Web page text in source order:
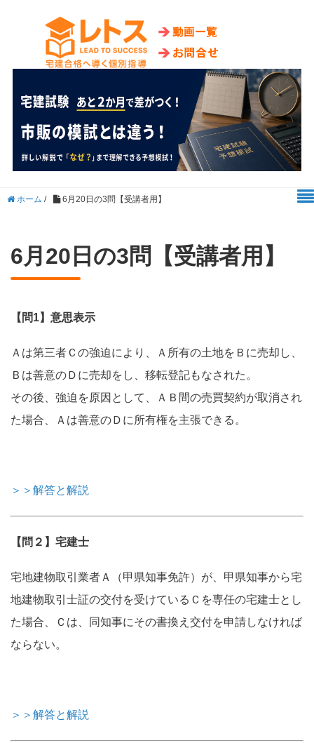
ホーム / 6月20日の3問【受講者用】
6月20日の3問【受講者用】
【問1】意思表示
Ａは第三者Ｃの強迫により、Ａ所有の土地をＢに売却し、
Ｂは善意のＤに売却をし、移転登記もなされた。
その後、強迫を原因として、ＡＢ間の売買契約が取消され
た場合、Ａは善意のＤに所有権を主張できる。
＞＞解答と解説
【問２】宅建士
宅地建物取引業者Ａ（甲県知事免許）が、甲県知事から宅
地建物取引士証の交付を受けているＣを専任の宅建士とし
た場合、Ｃは、同知事にその書換え交付を申請しなければ
ならない。
＞＞解答と解説